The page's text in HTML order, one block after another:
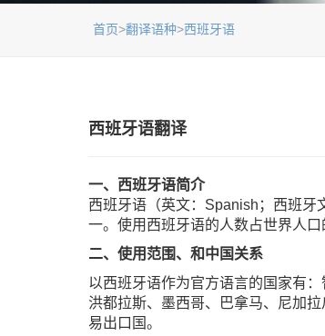
首页>翻译语种>西班牙语
西班牙语翻译
一、西班牙语简介
西班牙语（英文：Spanish；西班牙
一。使用西班牙语的人数占世界人
二、使用范围、和中国关系
以西班牙语作为官方语言的国家有
洪都拉斯、墨西哥、巴拿马、尼加
易出口国。